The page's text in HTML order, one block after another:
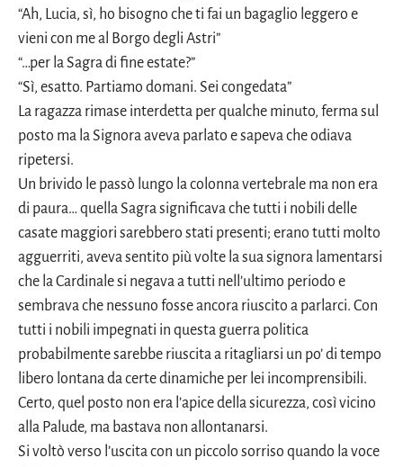
“Ah, Lucia, sì, ho bisogno che ti fai un bagaglio leggero e
vieni con me al Borgo degli Astri”
“…per la Sagra di fine estate?”
“Sì, esatto. Partiamo domani. Sei congedata”
La ragazza rimase interdetta per qualche minuto, ferma sul
posto ma la Signora aveva parlato e sapeva che odiava
ripetersi.
Un brivido le passò lungo la colonna vertebrale ma non era
di paura… quella Sagra significava che tutti i nobili delle
casate maggiori sarebbero stati presenti; erano tutti molto
agguerriti, aveva sentito più volte la sua signora lamentarsi
che la Cardinale si negava a tutti nell’ultimo periodo e
sembrava che nessuno fosse ancora riuscito a parlarci. Con
tutti i nobili impegnati in questa guerra politica
probabilmente sarebbe riuscita a ritagliarsi un po’ di tempo
libero lontana da certe dinamiche per lei incomprensibili.
Certo, quel posto non era l’apice della sicurezza, così vicino
alla Palude, ma bastava non allontanarsi.
Si voltò verso l’uscita con un piccolo sorriso quando la voce